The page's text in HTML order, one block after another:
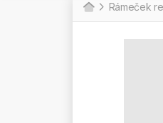
Rámeček